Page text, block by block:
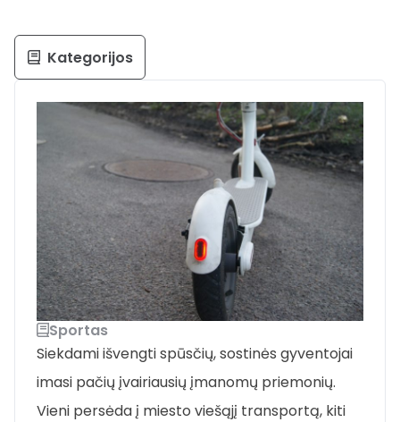
Sportas
Siekdami išvengti spūsčių, sostinės gyventojai
imasi pačių įvairiausių įmanomų priemonių.
Vieni persėda į miesto viešąjį transportą, kiti
Kategorijos